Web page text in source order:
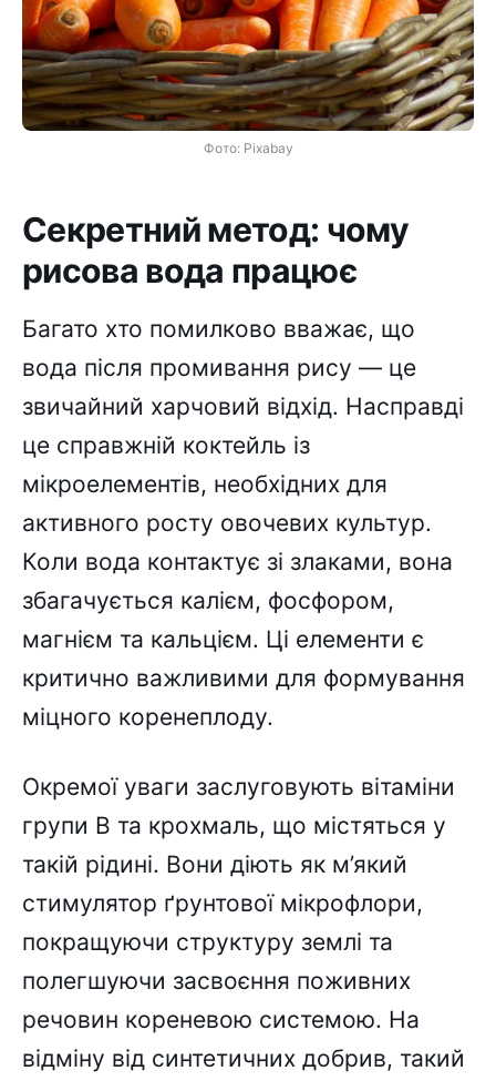
Фото: Pixabay
Секретний метод: чому
рисова вода працює
Багато хто помилково вважає, що
вода після промивання рису — це
звичайний харчовий відхід. Насправді
це справжній коктейль із
мікроелементів, необхідних для
активного росту овочевих культур.
Коли вода контактує зі злаками, вона
збагачується калієм, фосфором,
магнієм та кальцієм. Ці елементи є
критично важливими для формування
міцного коренеплоду.
Окремої уваги заслуговують вітаміни
групи B та крохмаль, що містяться у
такій рідині. Вони діють як м’який
стимулятор ґрунтової мікрофлори,
покращуючи структуру землі та
полегшуючи засвоєння поживних
речовин кореневою системою. На
відміну від синтетичних добрив, такий